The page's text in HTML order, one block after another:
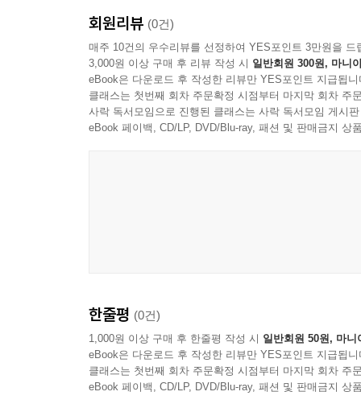
생각한다. 이 시리즈는 이러한 문제의식 속에서
외국인을 위한 한국어 교육 분야의 도서 발간은
발간은 아직 초보적인 수준에 머물러 있다. 이들
발간은 매우 시급한 과제라고 할 수 있다. 〈유
한국학 교재 시리즈로서, 다양한 주제로 발간될
회원리뷰 (0건)
매주 10건의 우수리뷰를 선정하여 YES포인트 3만원을 드
3,000원 이상 구매 후 리뷰 작성 시 일반회원 300원, 마니
eBook은 다운로드 후 작성한 리뷰만 YES포인트 지급됩니
클래스는 첫번째 회차 주문확정 시점부터 마지막 회차 주
사락 독서모임으로 진행된 클래스는 사락 독서모임 게시
eBook 페이백, CD/LP, DVD/Blu-ray, 패션 및 판매금지 상
한줄평 (0건)
1,000원 이상 구매 후 한줄평 작성 시 일반회원 50원, 마니
eBook은 다운로드 후 작성한 리뷰만 YES포인트 지급됩니
클래스는 첫번째 회차 주문확정 시점부터 마지막 회차 주
eBook 페이백, CD/LP, DVD/Blu-ray, 패션 및 판매금지 상